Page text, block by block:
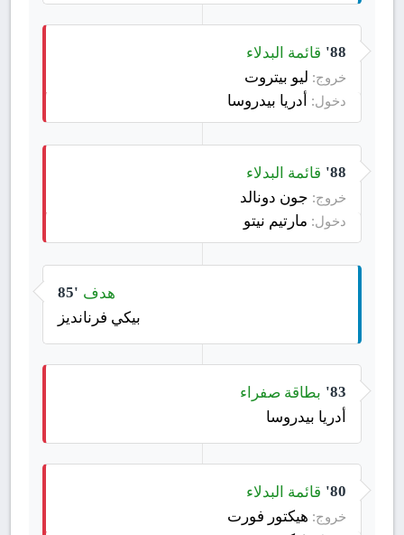
88' قائمة البدلاء
خروج: ليو بيتروت
دخول: أدريا بيدروسا
88' قائمة البدلاء
خروج: جون دونالد
دخول: مارتيم نيتو
85' هدف
بيكي فرنانديز
83' بطاقة صفراء
أدريا بيدروسا
80' قائمة البدلاء
خروج: هيكتور فورت